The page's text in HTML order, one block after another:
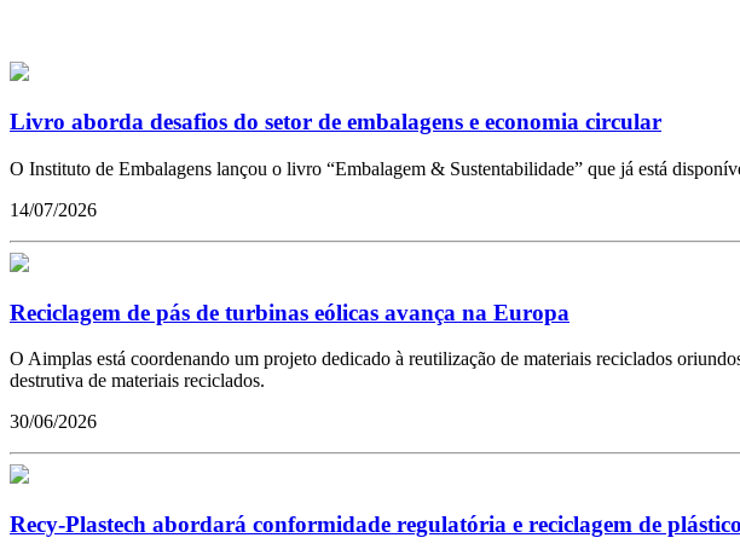
Livro aborda desafios do setor de embalagens e economia circular
O Instituto de Embalagens lançou o livro “Embalagem & Sustentabilidade” que já está
14/07/2026
Reciclagem de pás de turbinas eólicas avança na Europa
O Aimplas está coordenando um projeto dedicado à reutilização de materiais reciclados
destrutiva de materiais reciclados.
30/06/2026
Recy-Plastech abordará conformidade regulatória e reciclagem de